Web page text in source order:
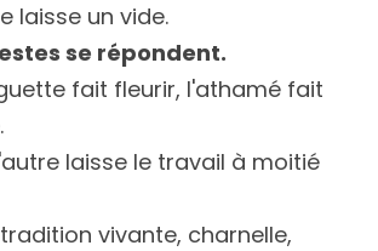
laisse un vide.
se répondent.
fait fleurir, l'athamé fait
laisse le travail à moitié
vivante, charnelle,